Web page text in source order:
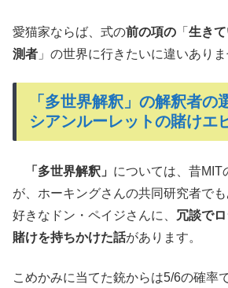
愛猫家ならば、式の前の項の 「 生き
測者 」の世界に行きたいに違いありま
「多世界解釈」の解釈者の
シアンルーレットの賭けエ
「多世界解釈」 については、昔MIT
が、ホーキングさんの共同研究者で
好きなドン・ペイジさんに、 冗談で
賭けを持ちかけた話があります。
こめかみに当てた銃からは5/6の確率